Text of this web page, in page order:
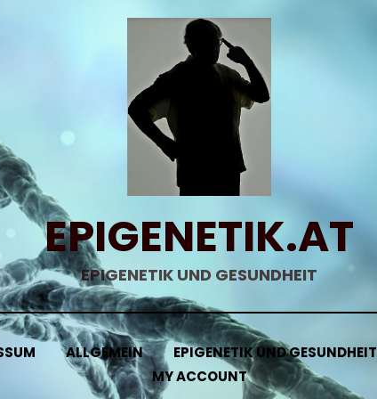
EPIGENETIK.AT
EPIGENETIK UND GESUNDHEIT
ALLGEMEIN EPIGENETIK UND GESUNDHEIT
MY ACCOUNT